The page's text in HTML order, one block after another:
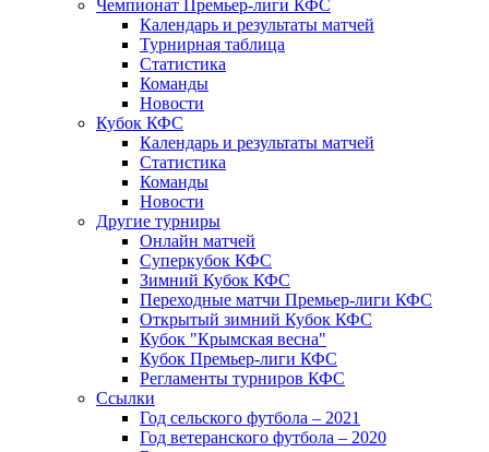
Чемпионат Премьер-лиги КФС
Календарь и результаты матчей
Турнирная таблица
Статистика
Команды
Новости
Кубок КФС
Календарь и результаты матчей
Статистика
Команды
Новости
Другие турниры
Онлайн матчей
Суперкубок КФС
Зимний Кубок КФС
Переходные матчи Премьер-лиги КФС
Открытый зимний Кубок КФС
Кубок "Крымская весна"
Кубок Премьер-лиги КФС
Регламенты турниров КФС
Ссылки
Год сельского футбола – 2021
Год ветеранского футбола – 2020